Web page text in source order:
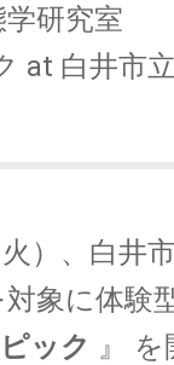
研究室
at 白井市
）、白井
象に体験
ック 』